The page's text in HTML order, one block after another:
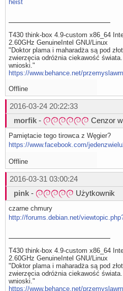
heist
T430 think-box 4.9-custom x86_64
2.60GHz GenuineIntel GNU/Linux
"Doktor plama i maharadża są pod
zwierzęcia odróżnia ciekawość
wnioski."
https://www.behance.net/
Offline
2016-03-24 20:22:33
morfik - Cenzor
Pamiętacie tego tirowca z Węgier?
https://www.facebook.com/
Offline
2016-03-31 03:00:24
pink - Użytkownik
czarne chmury
http://forums.debian.net/
T430 think-box 4.9-custom x86_64
2.60GHz GenuineIntel GNU/Linux
"Doktor plama i maharadża są pod
zwierzęcia odróżnia ciekawość
wnioski."
https://www.behance.net/